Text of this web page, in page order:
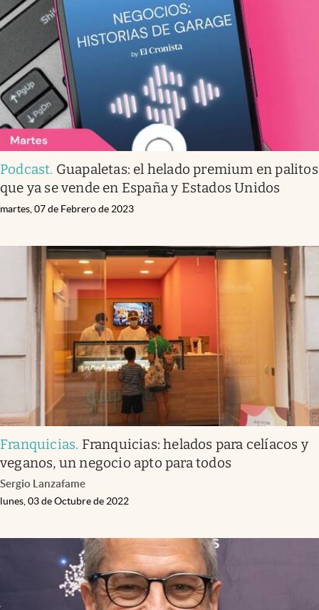
Infotechnology
Clima
Mundial 2026
Eventos Corporativos
El Cronista Studio
Mediakit
abre en nueva pestaña
Argentina
Podcast. Guapaletas: el helado premium en palitos
que ya se vende en España y Estados Unidos
martes, 07 de Febrero de 2023
Franquicias. Franquicias: helados para celíacos y
veganos, un negocio apto para todos
Sergio Lanzafame
lunes, 03 de Octubre de 2022